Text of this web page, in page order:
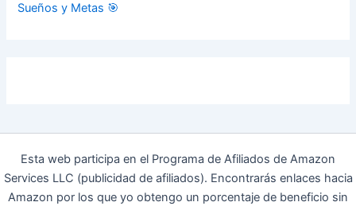
Sueños y Metas 🎯
Esta web participa en el Programa de Afiliados de Amazon
Services LLC (publicidad de afiliados). Encontrarás enlaces hacia
Amazon por los que yo obtengo un porcentaje de beneficio sin